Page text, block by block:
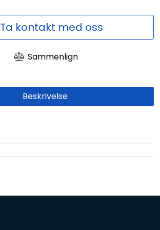
Ta kontakt med oss
Sammenlign
Beskrivelse